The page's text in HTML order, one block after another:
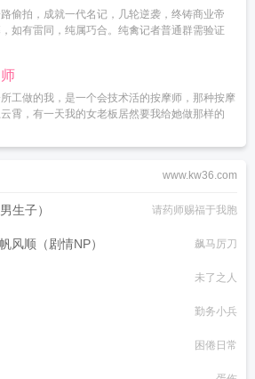
偷拍，成就一代名记，几轮逆袭，终铸商业帝
如有雷同，纯属巧合。纯禽记者普通群需验证
工做的我，是一个会技术活的按摩师，那种按摩
霄，有一天我的女老板居然要我给她做那样的
www.kw36.com
生子） 请药师赐福于我胞
风顺（剧情NP） 飙马厉刀
未了之人
勤务小兵
困倦日常